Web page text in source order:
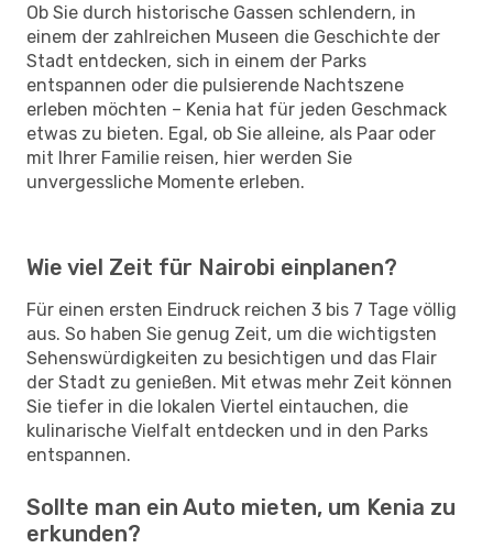
Ob Sie durch historische Gassen schlendern, in
einem der zahlreichen Museen die Geschichte der
Stadt entdecken, sich in einem der Parks
entspannen oder die pulsierende Nachtszene
erleben möchten – Kenia hat für jeden Geschmack
etwas zu bieten. Egal, ob Sie alleine, als Paar oder
mit Ihrer Familie reisen, hier werden Sie
unvergessliche Momente erleben.
Wie viel Zeit für Nairobi einplanen?
Für einen ersten Eindruck reichen 3 bis 7 Tage völlig
aus. So haben Sie genug Zeit, um die wichtigsten
Sehenswürdigkeiten zu besichtigen und das Flair
der Stadt zu genießen. Mit etwas mehr Zeit können
Sie tiefer in die lokalen Viertel eintauchen, die
kulinarische Vielfalt entdecken und in den Parks
entspannen.
Sollte man ein Auto mieten, um Kenia zu
erkunden?